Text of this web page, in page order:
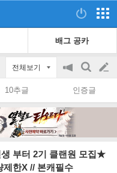
배그 공카
전체보기
공
on/off
검
색
글
쓰
10추글 인증글
부터 2기 클랜원 모집★
제한X // 본캐필수